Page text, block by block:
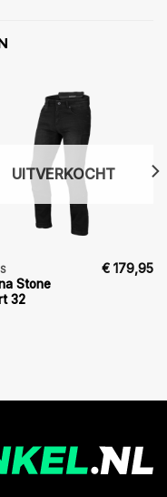
UITVERKOCHT
Stone
32
€ 179,95